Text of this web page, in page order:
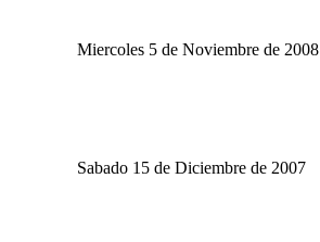
Miercoles 5 de Noviembre de 2008
Sabado 15 de Diciembre de 2007